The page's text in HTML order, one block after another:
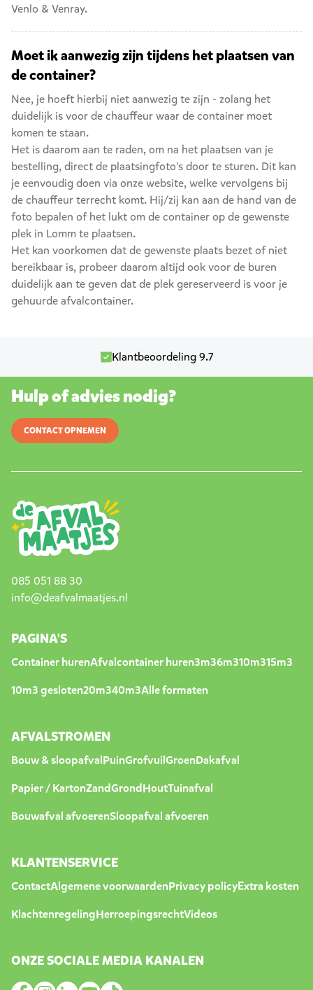
Venlo & Venray.
Moet ik aanwezig zijn tijdens het plaatsen van
de container?
Nee, je hoeft hierbij niet aanwezig te zijn - zolang het
duidelijk is voor de chauffeur waar de container moet
komen te staan.
Het is daarom aan te raden, om na het plaatsen van je
bestelling, direct de plaatsingfoto's door te sturen. Dit kan
je eenvoudig doen via onze website, welke vervolgens bij
de chauffeur terrecht komt. Hij/zij kan aan de hand van de
foto bepalen of het lukt om de container op de gewenste
plek in Lomm te plaatsen.
Het kan voorkomen dat de gewenste plaats bezet of niet
bereikbaar is, probeer daarom altijd ook voor de buren
duidelijk aan te geven dat de plek gereserveerd is voor je
gehuurde afvalcontainer.
Klantbeoordeling 9.7
Hulp of advies nodig?
CONTACT OPNEMEN
085 051 88 30
info@deafvalmaatjes.nl
PAGINA'S
Container hurenAfvalcontainer huren3m36m310m315m3
10m3 gesloten20m340m3Alle formaten
AFVALSTROMEN
Bouw & sloopafvalPuinGrofvuilGroenDakafval
Papier / KartonZandGrondHoutTuinafval
Bouwafval afvoerenSloopafval afvoeren
KLANTENSERVICE
ContactAlgemene voorwaardenPrivacy policyExtra kosten
KlachtenregelingHerroepingsrechtVideos
ONZE SOCIALE MEDIA KANALEN